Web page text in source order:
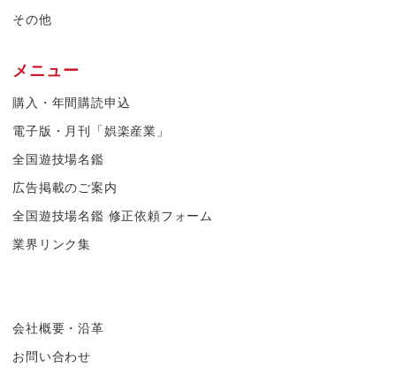
その他
メニュー
購入・年間購読申込
電子版・月刊「娯楽産業」
全国遊技場名鑑
広告掲載のご案内
全国遊技場名鑑 修正依頼フォーム
業界リンク集
会社概要・沿革
お問い合わせ